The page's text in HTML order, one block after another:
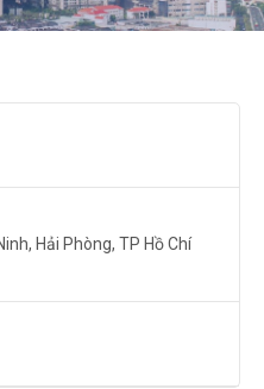
, Hải Phòng, TP Hồ Chí